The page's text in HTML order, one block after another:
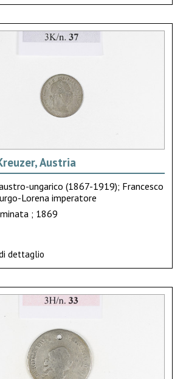
Austria
ungarico (1867-1919); Francesco
Lorena imperatore
; 1869
dettaglio